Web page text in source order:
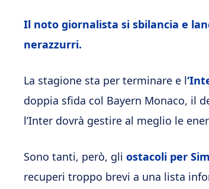
Il noto giornalista si sbilancia e
nerazzurri.
La stagione sta per terminare e l
doppia sfida col Bayern Monaco, il
l’Inter dovrà gestire al meglio le
Sono tanti, però, gli ostacoli per
recuperi troppo brevi a una lista